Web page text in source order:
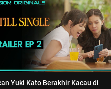
Yuki Kato Berakhir Kacau di